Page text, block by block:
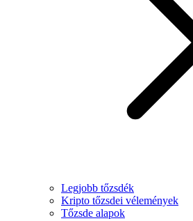
Legjobb tőzsdék
Kripto tőzsdei vélemények
Tőzsde alapok